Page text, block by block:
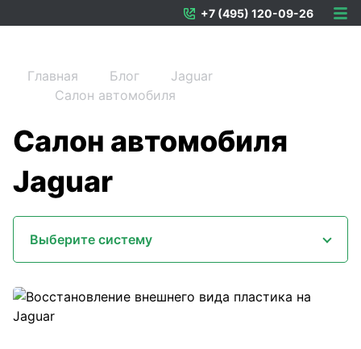
+7 (495) 120-09-26
Главная Блог
Jaguar
Салон автомобиля